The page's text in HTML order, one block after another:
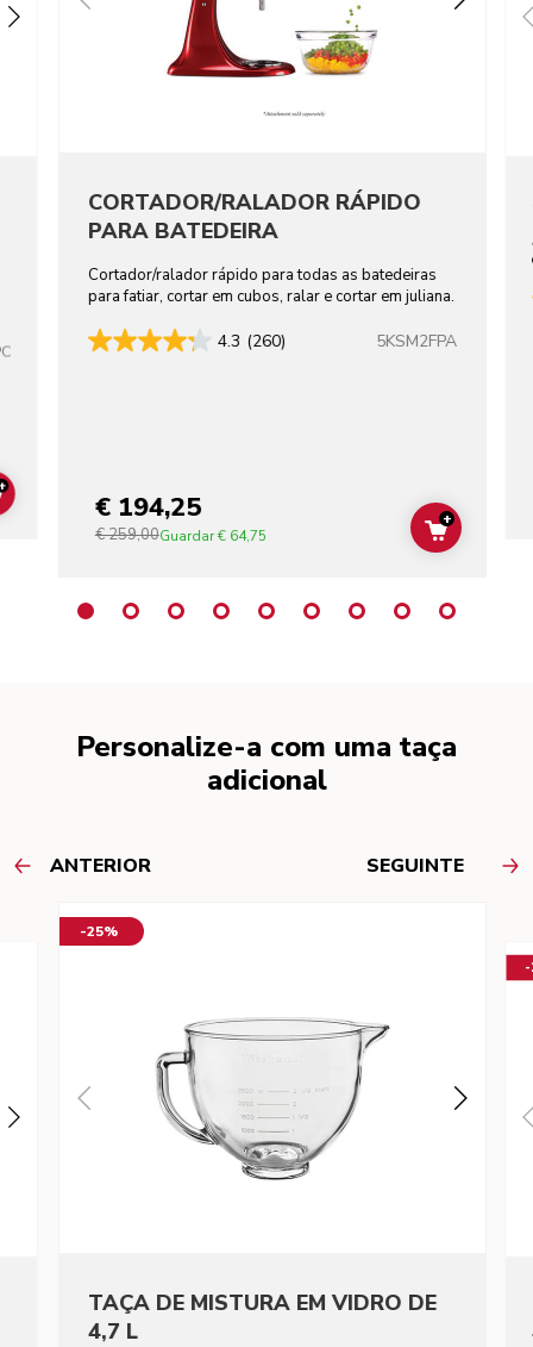
ADD TO CART
CORTADOR/RALADOR RÁPIDO
PARA BATEDEIRA
Cortador/ralador rápido para todas as batedeiras
para fatiar, cortar em cubos, ralar e cortar em juliana.
4.3 (260) 5KSM2FPA
€ 194,25
€ 259,00Guardar€ 64,75 ADD TO
+
Personalize-a com uma taça
adicional
ANTERIOR SEGUINTE
-25%
TAÇA DE MISTURA EM VIDRO DE
4,7 L
-